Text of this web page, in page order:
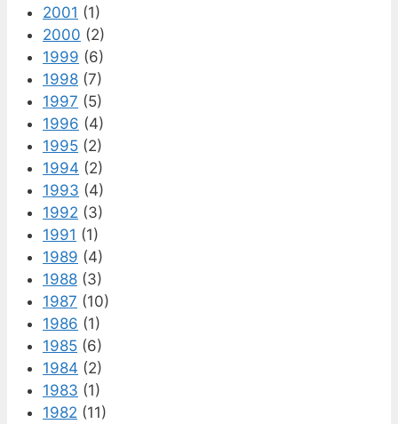
2001 (1)
2000 (2)
1999 (6)
1998 (7)
1997 (5)
1996 (4)
1995 (2)
1994 (2)
1993 (4)
1992 (3)
1991 (1)
1989 (4)
1988 (3)
1987 (10)
1986 (1)
1985 (6)
1984 (2)
1983 (1)
1982 (11)